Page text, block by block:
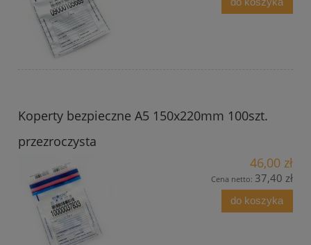
Koperty bezpieczne A5 150x220mm 100szt.
przezroczysta
46,00 zł
Cena netto: 37,40 zł
do koszyka